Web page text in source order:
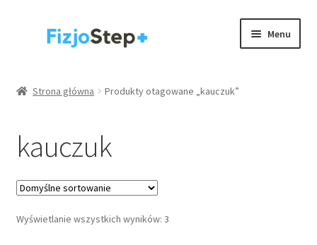
Przejdź
Przejdź
Menu
Akcesoria
Rehabilitacja / trening
Zdrowie
Strona główna Produkty otagowane „kauczuk”
kauczuk
Wyświetlanie wszystkich wyników: 3